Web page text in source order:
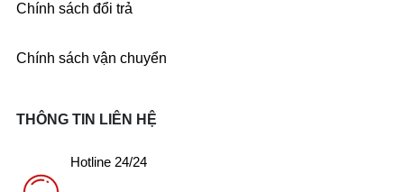
Chính sách đổi trả
Chính sách vận chuyển
THÔNG TIN LIÊN HỆ
Hotline 24/24